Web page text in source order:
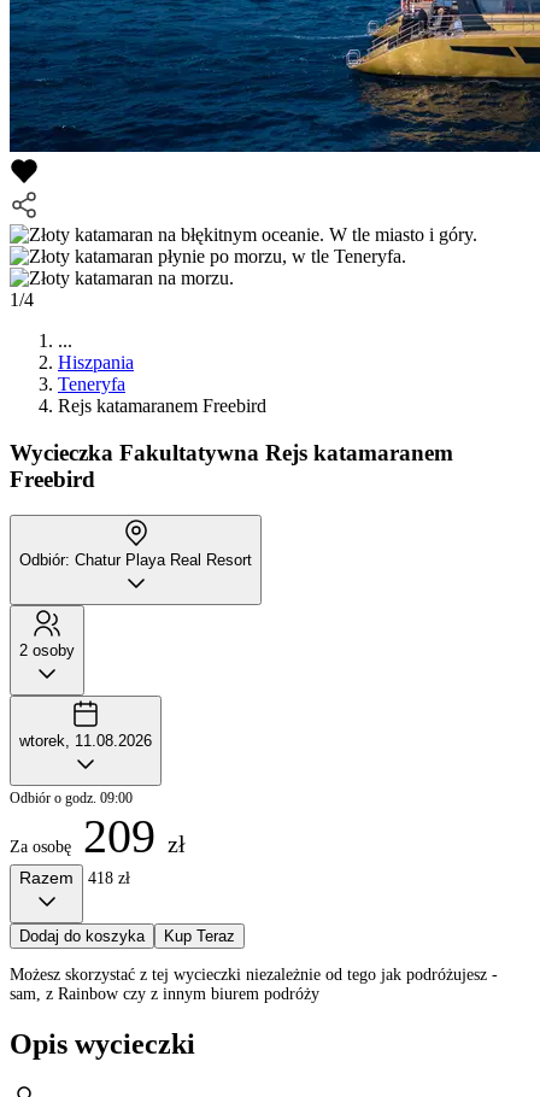
1/4
...
Hiszpania
Teneryfa
Rejs katamaranem Freebird
Wycieczka Fakultatywna Rejs katamaranem
Freebird
Odbiór: Chatur Playa Real Resort
2 osoby
wtorek, 11.08.2026
Odbiór o godz. 09:00
Za osobę 209 zł
Razem 418 zł
Dodaj do koszyka Kup Teraz
Możesz skorzystać z tej wycieczki niezależnie od tego jak podróżujesz -
sam, z Rainbow czy z innym biurem podróży
Opis wycieczki